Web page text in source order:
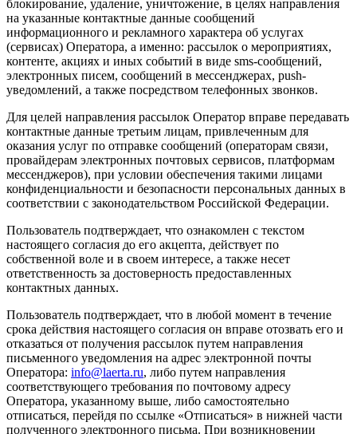
блокирование, удаление, уничтожение, в целях направления
на указанные контактные данные сообщений
информационного и рекламного характера об услугах
(сервисах) Оператора, а именно: рассылок о мероприятиях,
контенте, акциях и иных событий в виде sms-сообщений,
электронных писем, сообщений в мессенджерах, push-
уведомлений, а также посредством телефонных звонков.
Для целей направления рассылок Оператор вправе передавать
контактные данные третьим лицам, привлеченным для
оказания услуг по отправке сообщений (операторам связи,
провайдерам электронных почтовых сервисов, платформам
мессенджеров), при условии обеспечения такими лицами
конфиденциальности и безопасности персональных данных в
соответствии с законодательством Российской Федерации.
Пользователь подтверждает, что ознакомлен с текстом
настоящего согласия до его акцепта, действует по
собственной воле и в своем интересе, а также несет
ответственность за достоверность предоставленных
контактных данных.
Пользователь подтверждает, что в любой момент в течение
срока действия настоящего согласия он вправе отозвать его и
отказаться от получения рассылок путем направления
письменного уведомления на адрес электронной почты
Оператора: info@laerta.ru, либо путем направления
соответствующего требования по почтовому адресу
Оператора, указанному выше, либо самостоятельно
отписаться, перейдя по ссылке «Отписаться» в нижней части
полученного электронного письма. При возникновении